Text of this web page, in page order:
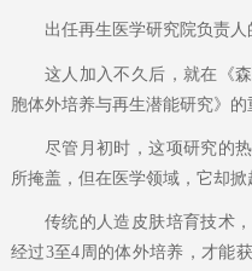
出任再生医学研究院负责人
这人加入不久后，就在《
胞体外培养与再生潜能研究》的
尽管月初时，这项研究的
所掩盖，但在医学领域，它却掀
传统的人造皮肤培育技术
经过3至4周的体外培养，才能